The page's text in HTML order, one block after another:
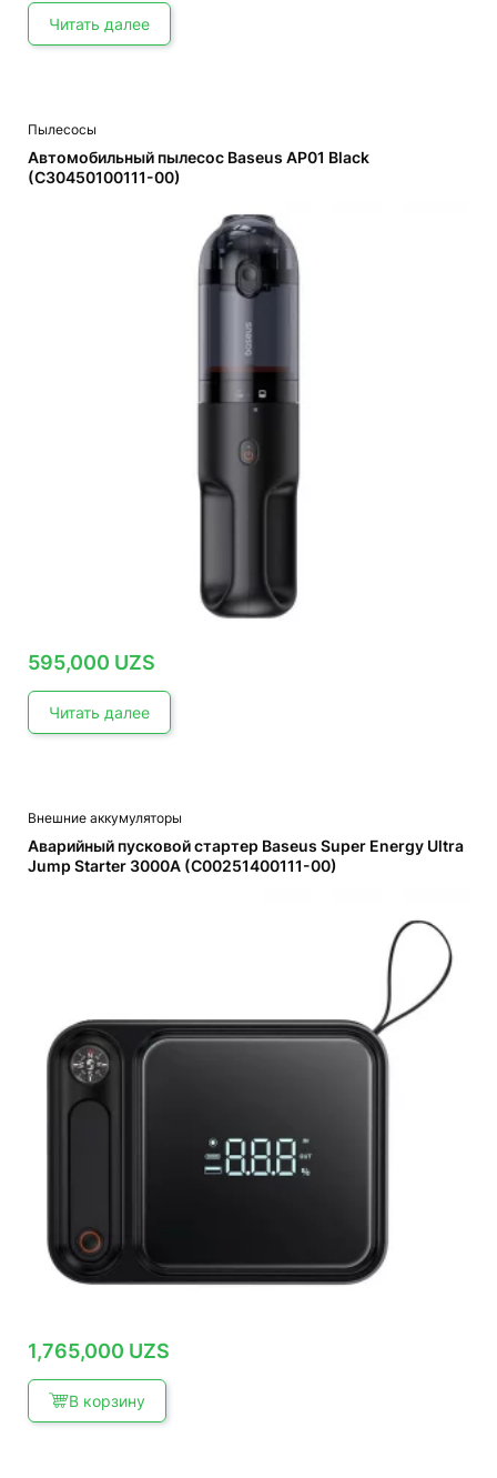
460,000 UZS.
Читать далее
Пылесосы
Автомобильный пылесос Baseus AP01 Black
(C30450100111-00)
595,000 UZS
Читать далее
Внешние аккумуляторы
Аварийный пусковой стартер Baseus Super Energy Ultra
Jump Starter 3000A (C00251400111-00)
1,765,000 UZS
В корзину